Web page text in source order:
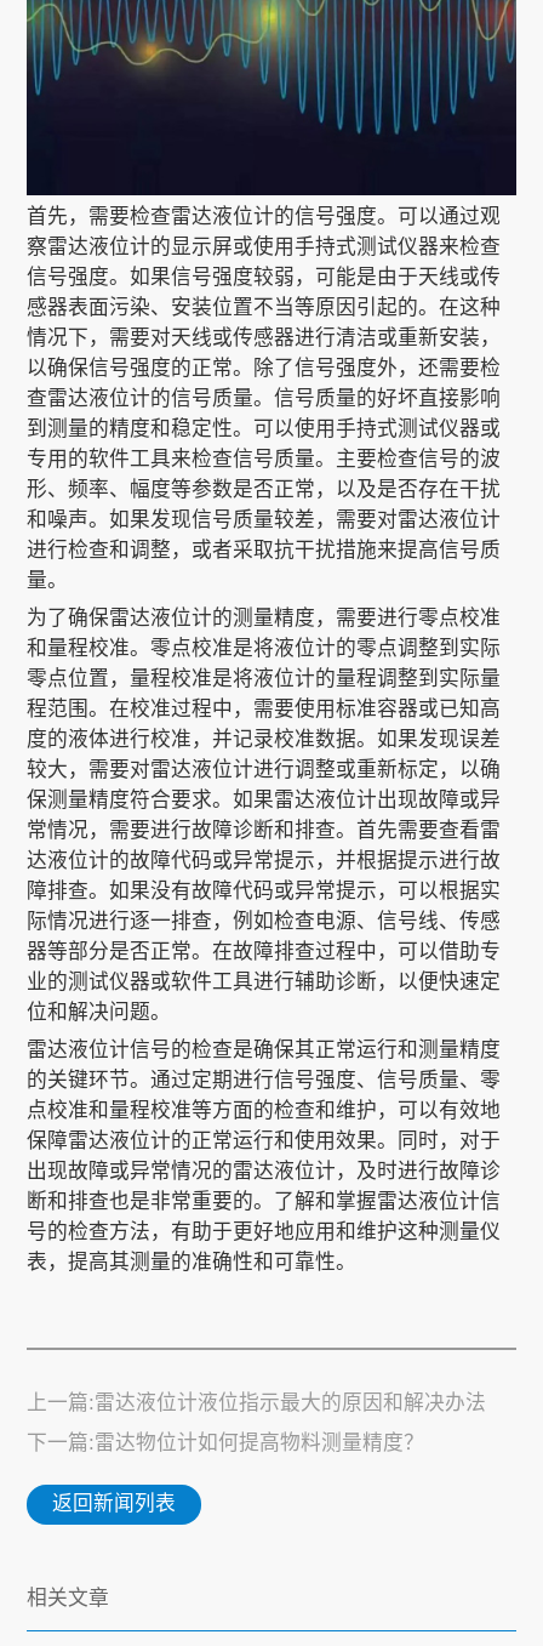
首先，需要检查雷达液位计的信号强度。可以通过观
察雷达液位计的显示屏或使用手持式测试仪器来检查
信号强度。如果信号强度较弱，可能是由于天线或传
感器表面污染、安装位置不当等原因引起的。在这种
情况下，需要对天线或传感器进行清洁或重新安装，
以确保信号强度的正常。除了信号强度外，还需要检
查雷达液位计的信号质量。信号质量的好坏直接影响
到测量的精度和稳定性。可以使用手持式测试仪器或
专用的软件工具来检查信号质量。主要检查信号的波
形、频率、幅度等参数是否正常，以及是否存在干扰
和噪声。如果发现信号质量较差，需要对雷达液位计
进行检查和调整，或者采取抗干扰措施来提高信号质
量。
为了确保雷达液位计的测量精度，需要进行零点校准
和量程校准。零点校准是将液位计的零点调整到实际
零点位置，量程校准是将液位计的量程调整到实际量
程范围。在校准过程中，需要使用标准容器或已知高
度的液体进行校准，并记录校准数据。如果发现误差
较大，需要对雷达液位计进行调整或重新标定，以确
保测量精度符合要求。如果雷达液位计出现故障或异
常情况，需要进行故障诊断和排查。首先需要查看雷
达液位计的故障代码或异常提示，并根据提示进行故
障排查。如果没有故障代码或异常提示，可以根据实
际情况进行逐一排查，例如检查电源、信号线、传感
器等部分是否正常。在故障排查过程中，可以借助专
业的测试仪器或软件工具进行辅助诊断，以便快速定
位和解决问题。
雷达液位计信号的检查是确保其正常运行和测量精度
的关键环节。通过定期进行信号强度、信号质量、零
点校准和量程校准等方面的检查和维护，可以有效地
保障雷达液位计的正常运行和使用效果。同时，对于
出现故障或异常情况的雷达液位计，及时进行故障诊
断和排查也是非常重要的。了解和掌握雷达液位计信
号的检查方法，有助于更好地应用和维护这种测量仪
表，提高其测量的准确性和可靠性。
上一篇:雷达液位计液位指示最大的原因和解决办法
下一篇:雷达物位计如何提高物料测量精度？
返回新闻列表
相关文章